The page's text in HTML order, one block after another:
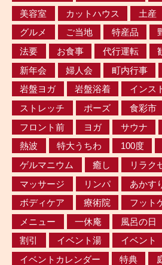
美容室
カットハウス 土産
グルメ
ご当地 特産品
法要
お食事 代行運転
新年会
婦人会 町内行事
岩盤ヨガ
岩盤浴着
インス
ストレッチ
ポーズ 食彩市
フロント前
ヨガ サウナ
熱波
特大うちわ 100度
ゲルマニウム
癒し
リラク
マッサージ
リンパ あかす
ボディケア
療術院 フット
メニュー
一休庵 風呂の日
割引
イベント湯
イベント
イベントカレンダー
特典